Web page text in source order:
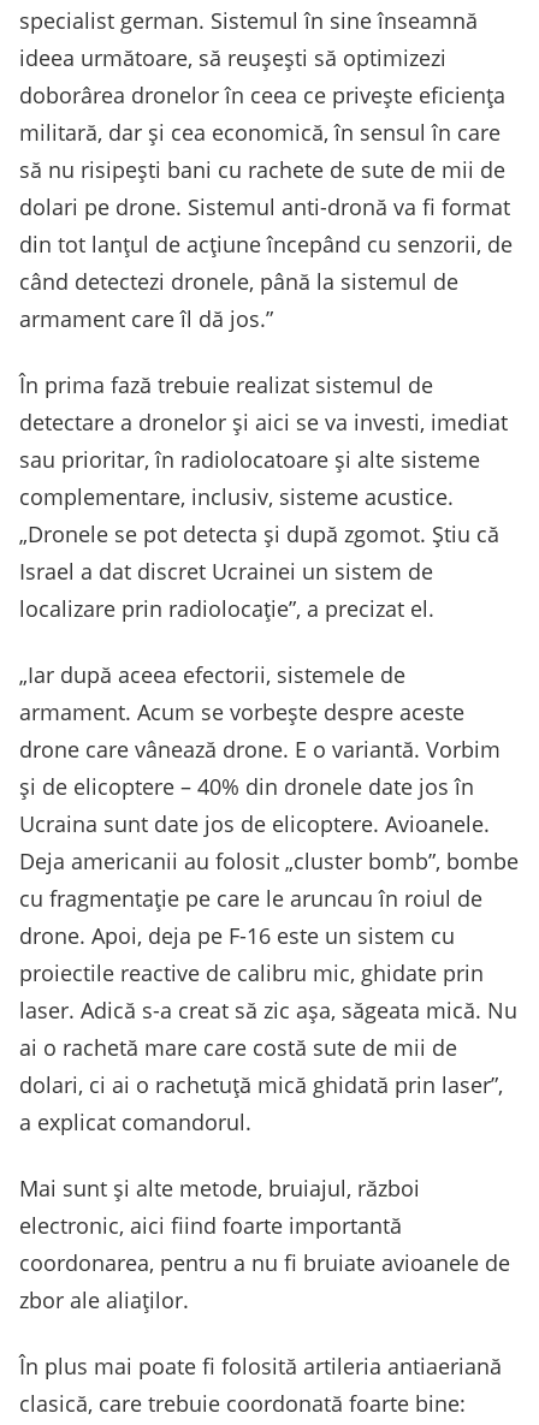
specialist german. Sistemul în sine înseamnă
ideea următoare, să reușești să optimizezi
doborârea dronelor în ceea ce privește eficiența
militară, dar și cea economică, în sensul în care
să nu risipești bani cu rachete de sute de mii de
dolari pe drone. Sistemul anti-dronă va fi format
din tot lanțul de acțiune începând cu senzorii, de
când detectezi dronele, până la sistemul de
armament care îl dă jos.”
În prima fază trebuie realizat sistemul de
detectare a dronelor și aici se va investi, imediat
sau prioritar, în radiolocatoare și alte sisteme
complementare, inclusiv, sisteme acustice.
„Dronele se pot detecta și după zgomot. Știu că
Israel a dat discret Ucrainei un sistem de
localizare prin radiolocație”, a precizat el.
„Iar după aceea efectorii, sistemele de
armament. Acum se vorbește despre aceste
drone care vânează drone. E o variantă. Vorbim
și de elicoptere – 40% din dronele date jos în
Ucraina sunt date jos de elicoptere. Avioanele.
Deja americanii au folosit „cluster bomb”, bombe
cu fragmentație pe care le aruncau în roiul de
drone. Apoi, deja pe F-16 este un sistem cu
proiectile reactive de calibru mic, ghidate prin
laser. Adică s-a creat să zic așa, săgeata mică. Nu
ai o rachetă mare care costă sute de mii de
dolari, ci ai o rachetuță mică ghidată prin laser”,
a explicat comandorul.
Mai sunt și alte metode, bruiajul, război
electronic, aici fiind foarte importantă
coordonarea, pentru a nu fi bruiate avioanele de
zbor ale aliaților.
În plus mai poate fi folosită artileria antiaeriană
clasică, care trebuie coordonată foarte bine: